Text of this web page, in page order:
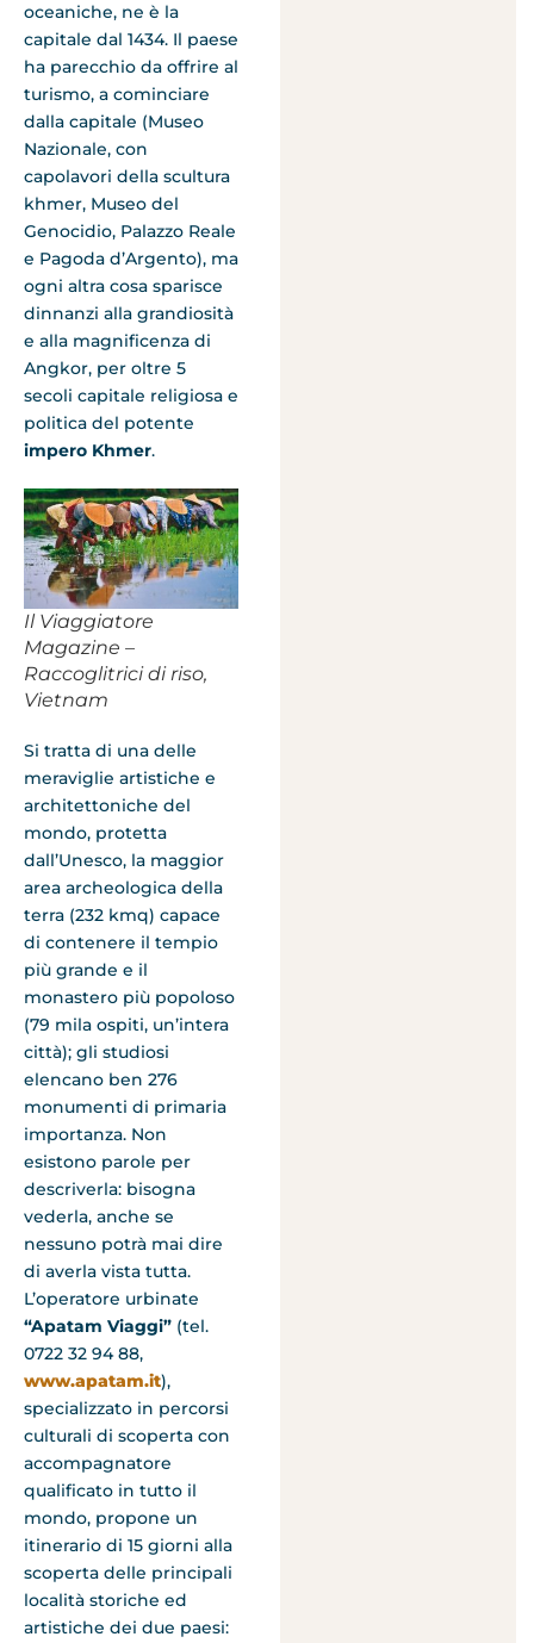
oceaniche, ne è la
capitale dal 1434. Il paese
ha parecchio da offrire al
turismo, a cominciare
dalla capitale (Museo
Nazionale, con
capolavori della scultura
khmer, Museo del
Genocidio, Palazzo Reale
e Pagoda d’Argento), ma
ogni altra cosa sparisce
dinnanzi alla grandiosità
e alla magnificenza di
Angkor, per oltre 5
secoli capitale religiosa e
politica del potente
impero Khmer.
Il Viaggiatore
Magazine –
Raccoglitrici di riso,
Vietnam
Si tratta di una delle
meraviglie artistiche e
architettoniche del
mondo, protetta
dall’Unesco, la maggior
area archeologica della
terra (232 kmq) capace
di contenere il tempio
più grande e il
monastero più popoloso
(79 mila ospiti, un’intera
città); gli studiosi
elencano ben 276
monumenti di primaria
importanza. Non
esistono parole per
descriverla: bisogna
vederla, anche se
nessuno potrà mai dire
di averla vista tutta.
L’operatore urbinate
“Apatam Viaggi” (tel.
0722 32 94 88,
www.apatam.it),
specializzato in percorsi
culturali di scoperta con
accompagnatore
qualificato in tutto il
mondo, propone un
itinerario di 15 giorni alla
scoperta delle principali
località storiche ed
artistiche dei due paesi: